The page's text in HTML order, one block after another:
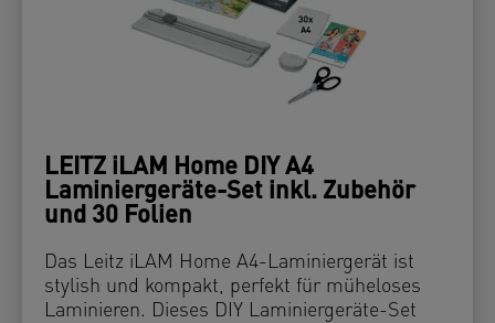
LEITZ iLAM Home DIY A4
Laminiergeräte-Set inkl. Zubehör
und 30 Folien
Das Leitz iLAM Home A4-Laminiergerät ist
stylish und kompakt, perfekt für müheloses
Laminieren. Dieses DIY Laminiergeräte-Set